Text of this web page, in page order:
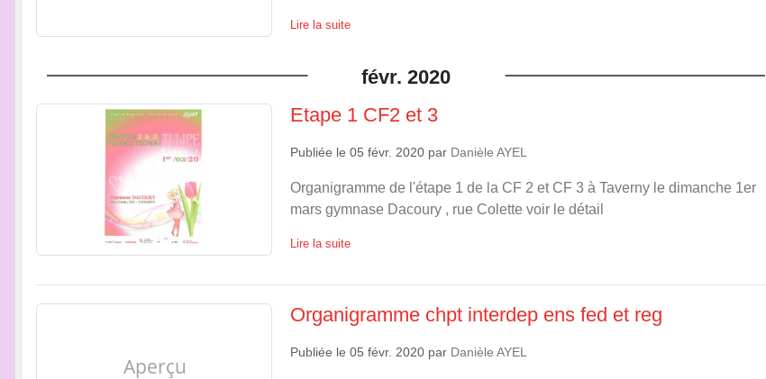
Lire la suite
févr. 2020
Etape 1 CF2 et 3
Publiée le 05 févr. 2020par Danièle AYEL
Organigramme de l'étape 1 de la CF 2 et CF 3 à Taverny le dimanche 1er
mars gymnase Dacoury , rue Colette voir le détail
Lire la suite
Organigramme chpt interdep ens fed et reg
Publiée le 05 févr. 2020par Danièle AYEL